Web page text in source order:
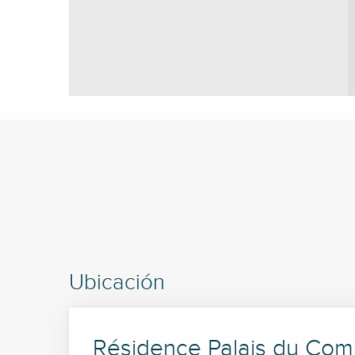
Ubicación
Résidence Palais du